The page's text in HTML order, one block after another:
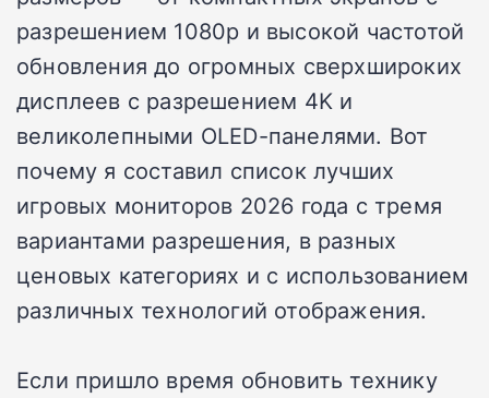
разрешением 1080p и высокой частотой
обновления до огромных сверхшироких
дисплеев с разрешением 4K и
великолепными OLED-панелями. Вот
почему я составил список лучших
игровых мониторов 2026 года с тремя
вариантами разрешения, в разных
ценовых категориях и с использованием
различных технологий отображения.
Если пришло время обновить технику